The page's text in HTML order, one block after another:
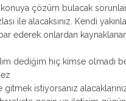
çözüm bulacak
ile alacaksınız. Kendi
ederek onlardan
dediğim hiç kimse olmadı
istiyorsanız